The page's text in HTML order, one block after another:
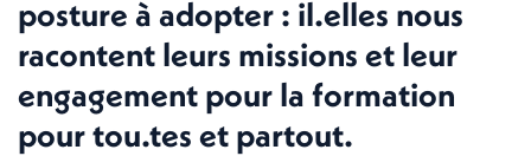
posture à adopter : il.elles nous
racontent leurs missions et leur
engagement pour la formation
pour tou.tes et partout.